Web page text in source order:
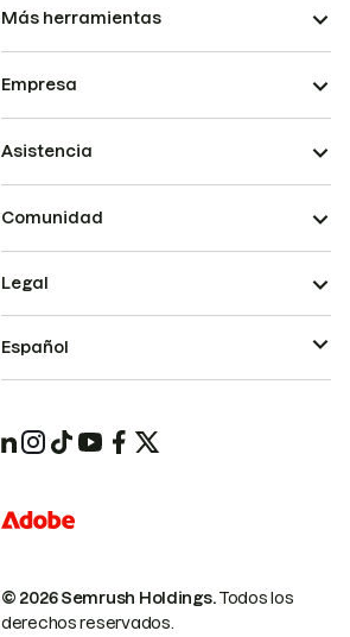
Más herramientas
Empresa
Asistencia
Comunidad
© 2026 Semrush Holdings.Todos los
derechos reservados.
Legal
Español